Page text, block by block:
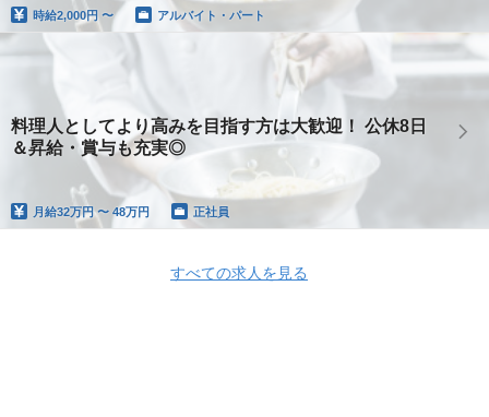
時給2,000円 〜 アルバイト・パート
料理人としてより高みを目指す方は大歓迎！ 公休8日
＆昇給・賞与も充実◎
月給32万円 〜 48万円 正社員
すべての求人を見る